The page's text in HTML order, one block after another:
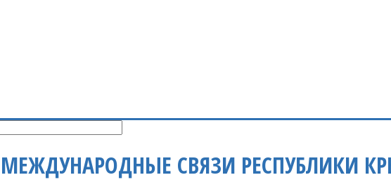
МЕЖДУНАРОДНЫЕ СВЯЗИ РЕСПУБЛИКИ